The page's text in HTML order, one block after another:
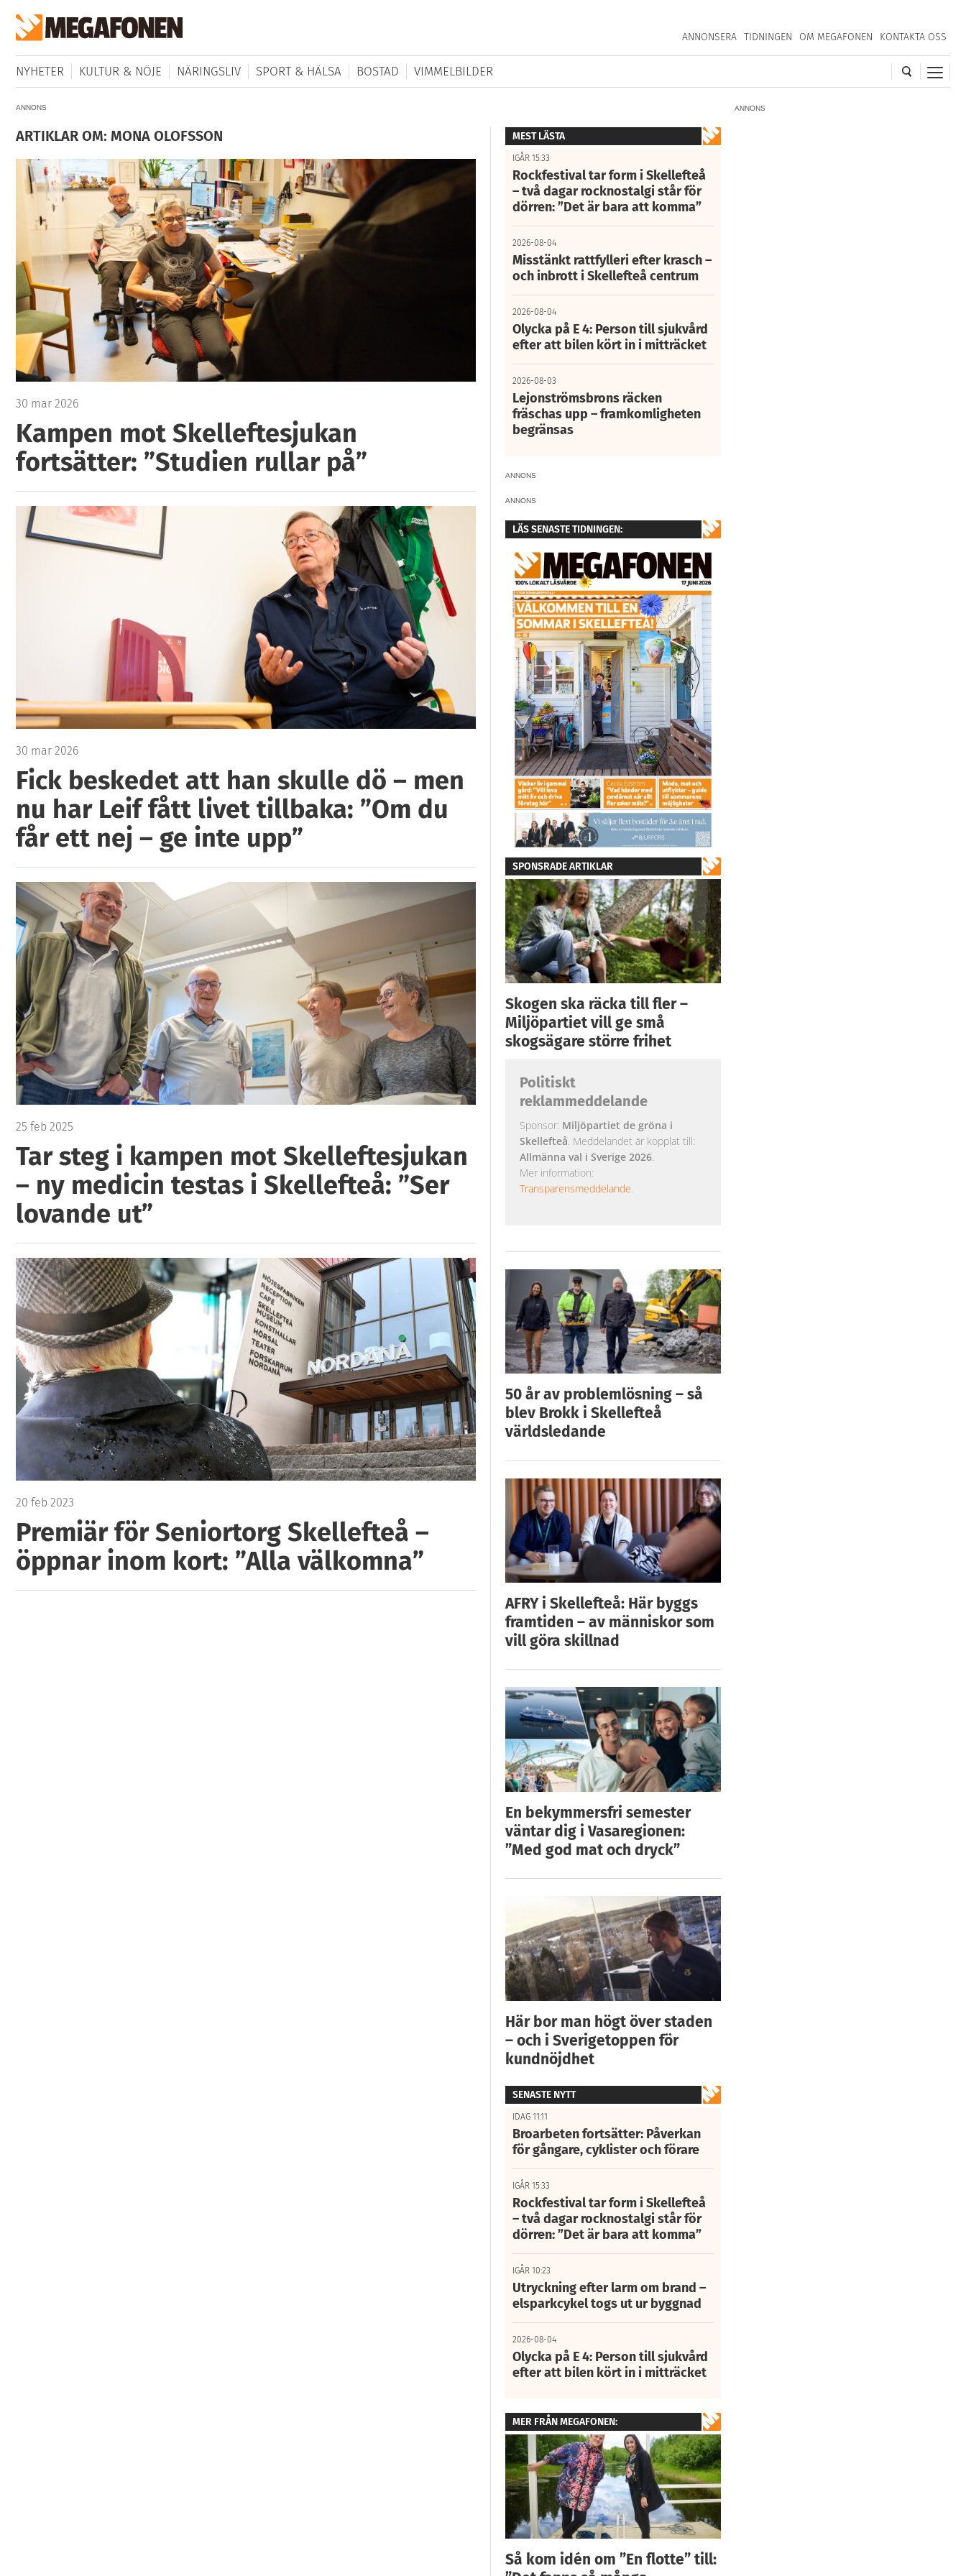
ANNONSERA TIDNINGEN OM MEGAFONEN KONTAKTA OSS
NYHETER KULTUR & NÖJE NÄRINGSLIV SPORT & HÄLSA BOSTAD VIMMELBILDER
ANNONS
ANNONS
ARTIKLAR OM: MONA OLOFSSON
30 mar 2026
Kampen mot Skelleftesjukan
fortsätter: ”Studien rullar på”
30 mar 2026
Fick beskedet att han skulle dö – men
nu har Leif fått livet tillbaka: ”Om du
får ett nej – ge inte upp”
25 feb 2025
Tar steg i kampen mot Skelleftesjukan
– ny medicin testas i Skellefteå: ”Ser
lovande ut”
20 feb 2023
Premiär för Seniortorg Skellefteå –
öppnar inom kort: ”Alla välkomna”
MEST LÄSTA
IGÅR 15:33
Rockfestival tar form i Skellefteå
– två dagar rocknostalgi står för
dörren: ”Det är bara att komma”
2026-08-04
Misstänkt rattfylleri efter krasch –
och inbrott i Skellefteå centrum
2026-08-04
Olycka på E 4: Person till sjukvård
efter att bilen kört in i mitträcket
2026-08-03
Lejonströmsbrons räcken
fräschas upp – framkomligheten
begränsas
ANNONS
ANNONS
LÄS SENASTE TIDNINGEN:
SPONSRADE ARTIKLAR
Skogen ska räcka till fler –
Miljöpartiet vill ge små
skogsägare större frihet
Politiskt
reklammeddelande
Sponsor: Miljöpartiet de gröna i
Skellefteå. Meddelandet är kopplat till:
Allmänna val i Sverige 2026.
Mer information:
Transparensmeddelande.
50 år av problemlösning – så
blev Brokk i Skellefteå
världsledande
AFRY i Skellefteå: Här byggs
framtiden – av människor som
vill göra skillnad
En bekymmersfri semester
väntar dig i Vasaregionen:
”Med god mat och dryck”
Här bor man högt över staden
– och i Sverigetoppen för
kundnöjdhet
SENASTE NYTT
IDAG 11:11
Broarbeten fortsätter: Påverkan
för gångare, cyklister och förare
IGÅR 15:33
Rockfestival tar form i Skellefteå
– två dagar rocknostalgi står för
dörren: ”Det är bara att komma”
IGÅR 10:23
Utryckning efter larm om brand –
elsparkcykel togs ut ur byggnad
2026-08-04
Olycka på E 4: Person till sjukvård
efter att bilen kört in i mitträcket
MER FRÅN MEGAFONEN:
Så kom idén om ”En flotte” till: